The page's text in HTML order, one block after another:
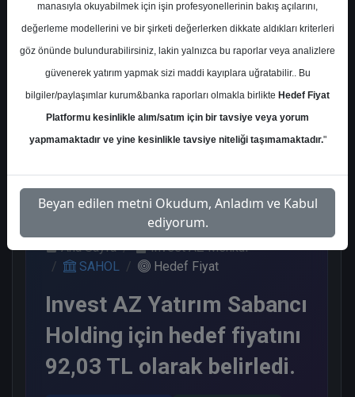
Kurum Sayısı
8
5 3
Ana Sayfa
Invest AZ Menkul
SAHOL
Hedef Fiyat
Invest AZ Yatırım Sabancı
Holding için hedef fiyatını
92,03 TL olarak belirledi.
manasıyla okuyabilmek için işin profesyonellerinin bakış açılarını,
değerleme modellerini ve bir şirketi değerlerken dikkate aldıkları kriterleri
göz önünde bulundurabilirsiniz, lakin yalnızca bu raporlar veya analizlere
güvenerek yatırım yapmak sizi maddi kayıplara uğratabilir.. Bu
bilgiler/paylaşımlar kurum&banka raporları olmakla birlikte Hedef Fiyat
Platformu kesinlikle alım/satım için bir tavsiye veya yorum
yapmamaktadır ve yine kesinlikle tavsiye niteliği taşımamaktadır."
Beyan edilen metni Okudum, Anladım ve Kabul
ediyorum.